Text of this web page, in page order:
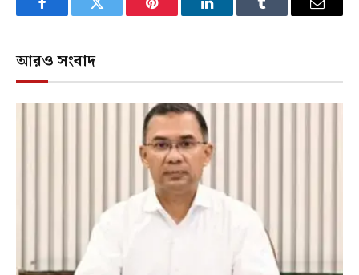
FacebookTwitter Pinterest LinkedInTumblr Email
আরও সংবাদ